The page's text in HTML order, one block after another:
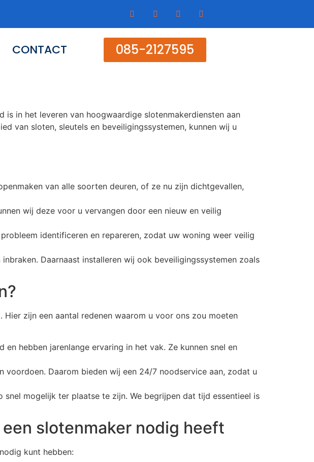
CONTACT 085-2127595
in het leveren van hoogwaardige slotenmakerdiensten aan
van sloten, sleutels en beveiligingssystemen, kunnen wij u
van alle soorten deuren, of ze nu zijn dichtgevallen,
wij deze voor u vervangen door een nieuw en veilig
identificeren en repareren, zodat uw woning weer veilig
Daarnaast installeren wij ook beveiligingssystemen zoals
zijn een aantal redenen waarom u voor ons zou moeten
hebben jarenlange ervaring in het vak. Ze kunnen snel en
Daarom bieden wij een 24/7 noodservice aan, zodat u
mogelijk ter plaatse te zijn. We begrijpen dat tijd essentieel is
slotenmaker nodig heeft
kunt hebben: